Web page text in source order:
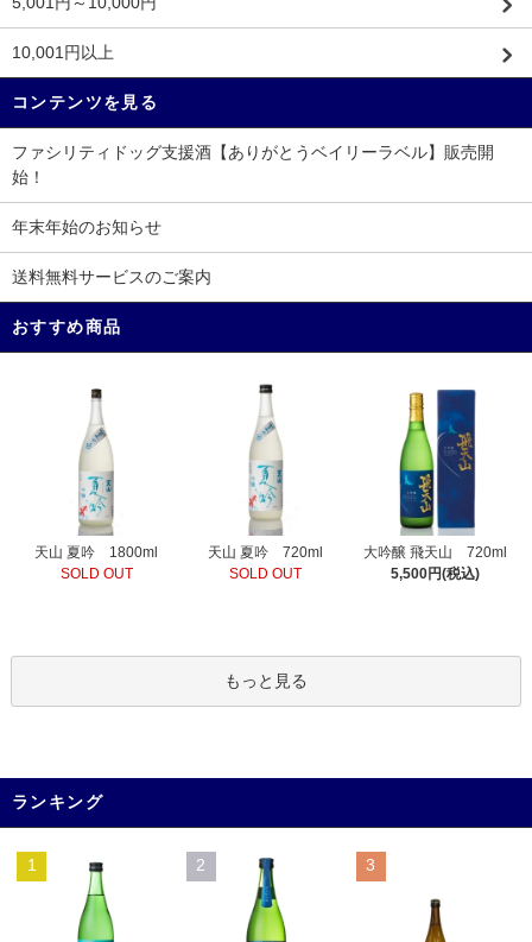
10,001円以上
コンテンツを見る
ファシリティドッグ支援酒【ありがとうベイリーラベル】販売開
始！
年末年始のお知らせ
送料無料サービスのご案内
おすすめ商品
天山 夏吟 1800ml
SOLD OUT
天山 夏吟 720ml
SOLD OUT
大吟醸 飛天山 720ml
5,500円(税込)
もっと見る
ランキング
1 2 3